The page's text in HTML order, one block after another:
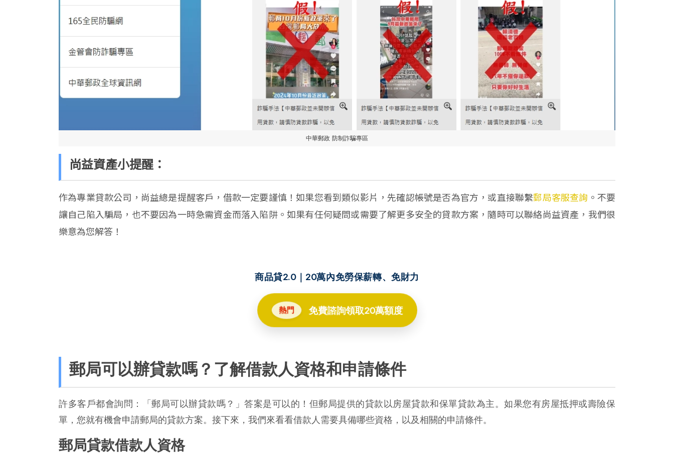
中華郵政 防制詐騙專區
尚益資產小提醒：
作為專業貸款公司，尚益總是提醒客戶，借款一定要謹慎！如果您看到類似影片，先確認帳號是否為官方，或直接聯繫郵局客服查詢 。不要
讓自己陷入騙局，也不要因為一時急需資金而落入陷阱。如果有任何疑問或需要了解更多安全的貸款方案，隨時可以聯絡尚益資產，我們很
樂意為您解答！
商品貸2.0｜20萬內免勞保薪轉、免財力
熱門 免費諮詢領取20萬額度
郵局可以辦貸款嗎？了解借款人資格和申請條件
許多客戶都會詢問：「郵局可以辦貸款嗎？」答案是可以的！但郵局提供的貸款以房屋貸款和保單貸款為主。如果您有房屋抵押或壽險保
單，您就有機會申請郵局的貸款方案。接下來，我們來看看借款人需要具備哪些資格，以及相關的申請條件。
郵局貸款借款人資格